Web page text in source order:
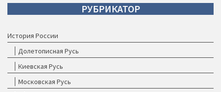
РУБРИКАТОР
История России
Долетописная Русь
Киевская Русь
Московская Русь